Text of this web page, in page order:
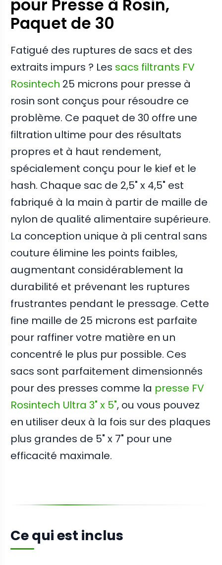
pour Presse à Rosin,
Paquet de 30
Fatigué des ruptures de sacs et des
extraits impurs ? Les sacs filtrants FV
Rosintech 25 microns pour presse à
rosin sont conçus pour résoudre ce
problème. Ce paquet de 30 offre une
filtration ultime pour des résultats
propres et à haut rendement,
spécialement conçu pour le kief et le
hash. Chaque sac de 2,5" x 4,5" est
fabriqué à la main à partir de maille de
nylon de qualité alimentaire supérieure.
La conception unique à pli central sans
couture élimine les points faibles,
augmentant considérablement la
durabilité et prévenant les ruptures
frustrantes pendant le pressage. Cette
fine maille de 25 microns est parfaite
pour raffiner votre matière en un
concentré le plus pur possible. Ces
sacs sont parfaitement dimensionnés
pour des presses comme la presse FV
Rosintech Ultra 3" x 5", ou vous pouvez
en utiliser deux à la fois sur des plaques
plus grandes de 5" x 7" pour une
efficacité maximale.
Ce qui est inclus